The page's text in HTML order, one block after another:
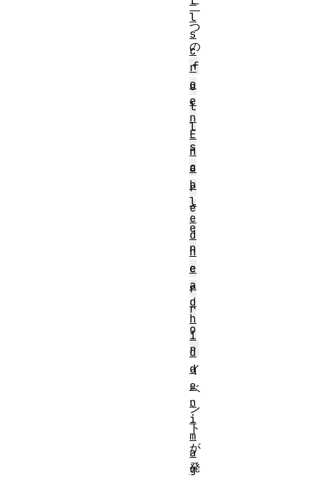
二
つ
の
f
u
l
l
s
c
r
e
e
n
e
r
r
o
r
イ
ベ
ン
ト
が
発
l
s
c
r
e
e
n
E
n
a
b
l
e
d
h
e
a
d
h
i
d
d
e
n
i
m
a
g